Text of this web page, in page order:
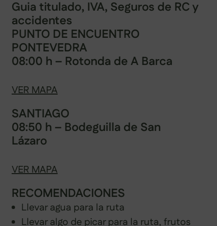
Guia titulado, IVA, Seguros de RC y
accidentes
PUNTO DE ENCUENTRO
PONTEVEDRA
08:00 h – Rotonda de A Barca
VER MAPA
SANTIAGO
08:50 h – Bodeguilla de San
Lázaro
VER MAPA
RECOMENDACIONES
Llevar agua para la ruta
Llevar algo de picar para la ruta, frutos